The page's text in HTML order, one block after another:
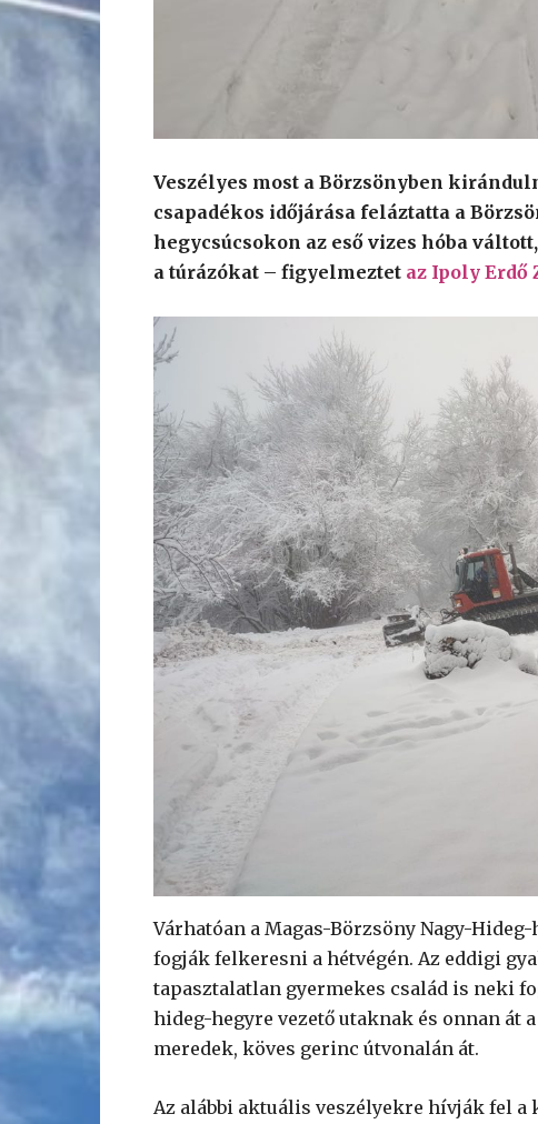
Veszélyes most a Börzsönyben
csapadékos időjárása feláztatta a
hegycsúcsokon az eső vizes hóba
a túrázókat – figyelmeztet az Ipoly Erdő
Várhatóan a Magas-Börzsöny Nagy-
fogják felkeresni a hétvégén. Az eddigi
tapasztalatlan gyermekes család is neki
hideg-hegyre vezető utaknak és onnan át
meredek, köves gerinc útvonalán át.
Az alábbi aktuális veszélyekre hívják fel